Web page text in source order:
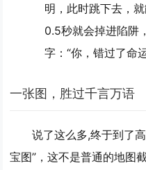
明，此时跳下去，
0.5秒就会掉进陷阱
字：“你，错过了命
一张图，胜过千言万语
说了这么多,终于到了
宝图”，这不是普通的地图